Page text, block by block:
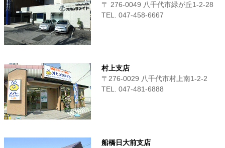
〒 276-0049 八千代市緑が丘1-2-28
TEL. 047-458-6667
村上支店
〒276-0029 八千代市村上南1-2-2
TEL. 047-481-6888
船橋日大前支店